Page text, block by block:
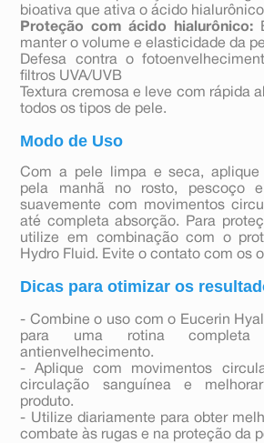
bioativa que ativa o ácido
Proteção com ácido hialurônico:
manter o volume e elasticidade da
Defesa contra o
filtros UVA/UVB
Textura cremosa e leve com rápida
todos os tipos de pele.
Modo de Uso
Com a pele limpa e seca, aplique
pela manhã no rosto, pescoço
suavemente com movimentos
até completa absorção. Para
utilize em combinação com o
Hydro Fluid. Evite o contato com os
Dicas para otimizar os
- Combine o uso com o Eucerin
para uma rotina completa
antienvelhecimento.
- Aplique com movimentos
circulação sanguínea e
produto.
- Utilize diariamente para obter
combate às rugas e na proteção da